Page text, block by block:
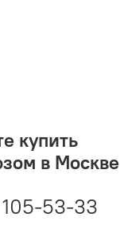
купить
в Москве
53-33